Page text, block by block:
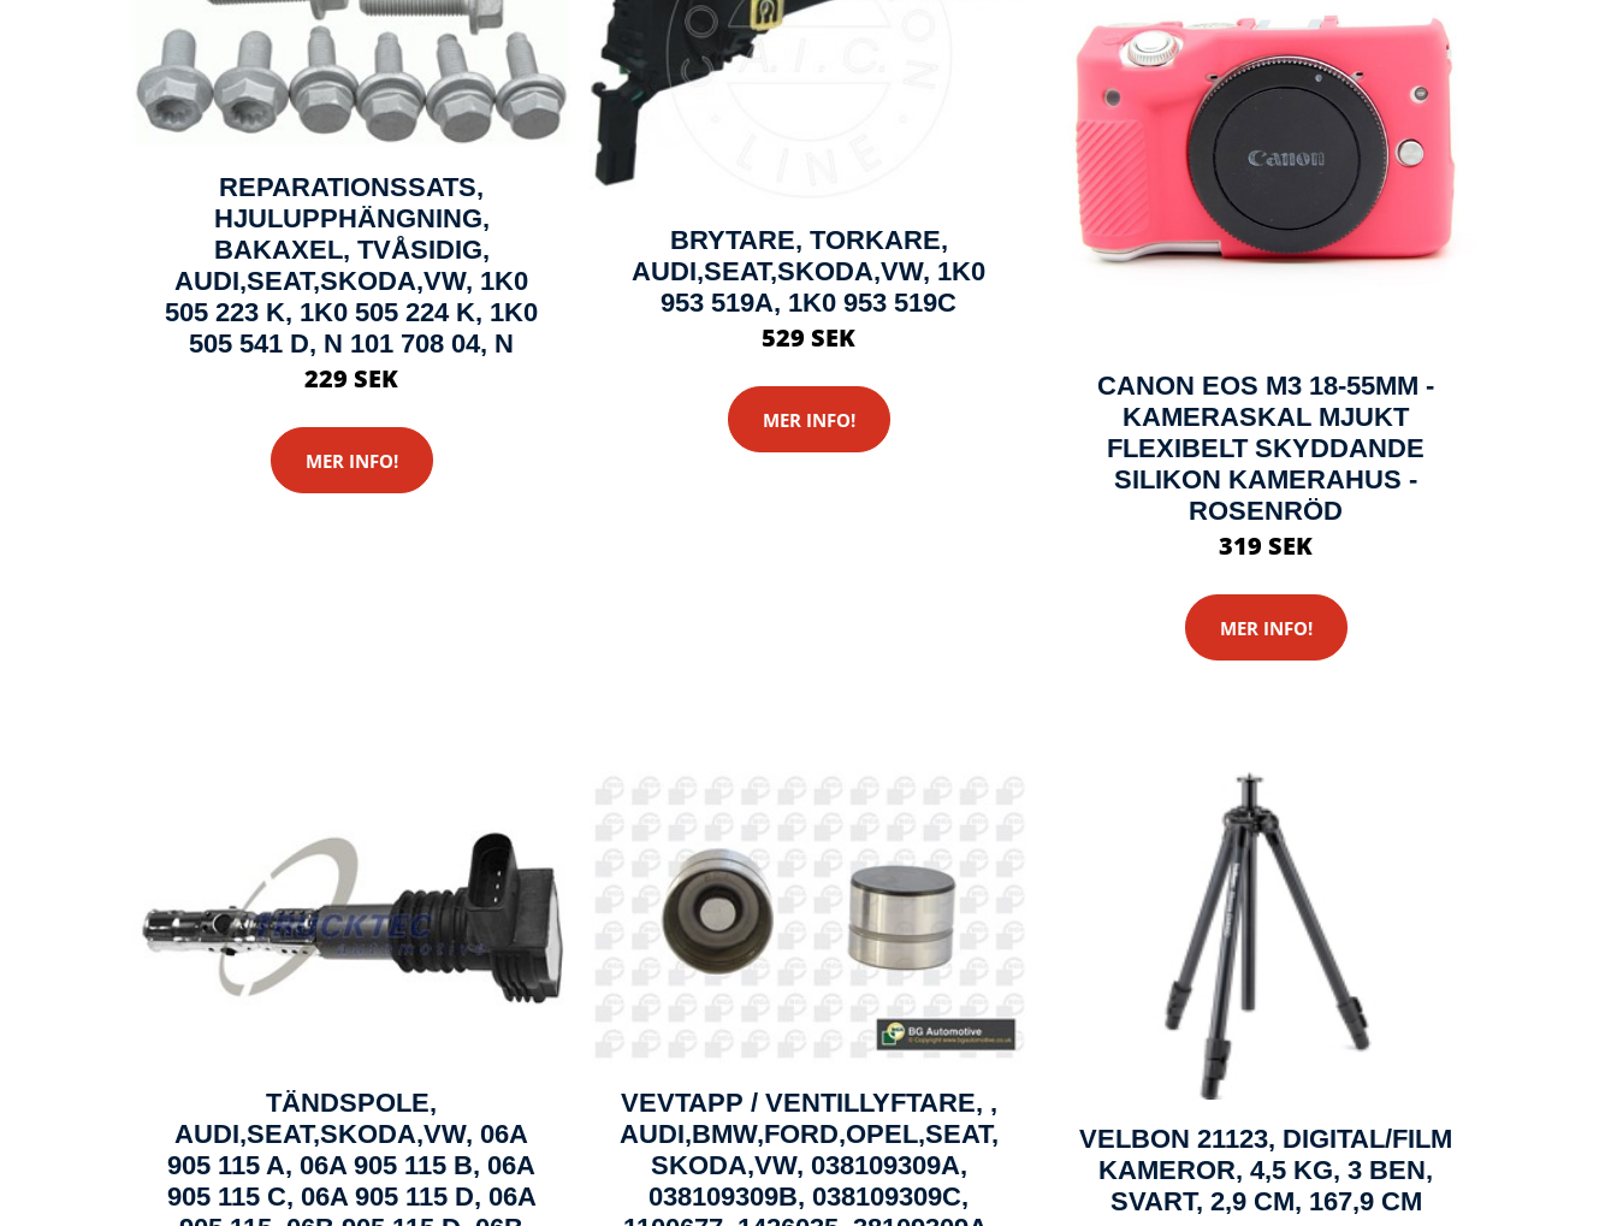
REPARATIONSSATS,
HJULUPPHÄNGNING,
BAKAXEL, TVÅSIDIG,
AUDI,SEAT,SKODA,VW, 1K0
505 223 K, 1K0 505 224 K, 1K0
505 541 D, N 101 708 04, N
229 SEK
MER INFO!
BRYTARE, TORKARE,
AUDI,SEAT,SKODA,VW, 1K0
953 519A, 1K0 953 519C
529 SEK
MER INFO!
CANON EOS M3 18-55MM -
KAMERASKAL MJUKT
FLEXIBELT SKYDDANDE
SILIKON KAMERAHUS -
ROSENRÖD
319 SEK
MER INFO!
TÄNDSPOLE,
AUDI,SEAT,SKODA,VW, 06A
905 115 A, 06A 905 115 B, 06A
905 115 C, 06A 905 115 D, 06A
VEVTAPP / VENTILLYFTARE, ,
AUDI,BMW,FORD,OPEL,SEAT,
SKODA,VW, 038109309A,
038109309B, 038109309C,
VELBON 21123, DIGITAL/FILM
KAMEROR, 4,5 KG, 3 BEN,
SVART, 2,9 CM, 167,9 CM